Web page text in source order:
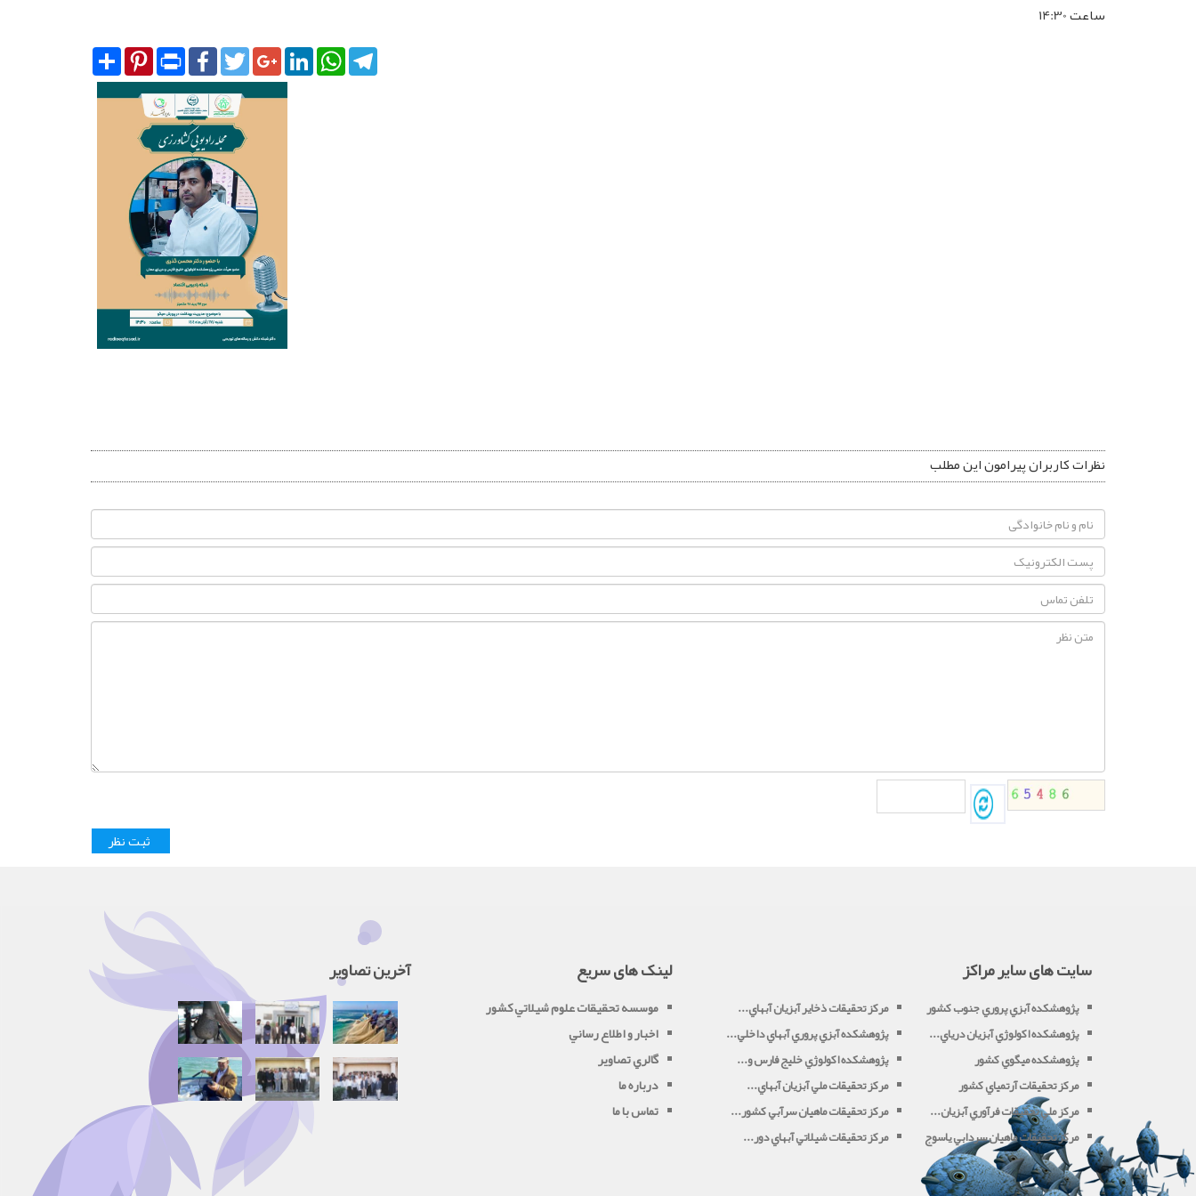
ساعت 14:30
Share Pinterest
Print FacebookTwitterGoogle+LinkedInWhatsApp
نظرات کاربران پیرامون این مطلب
سایت های سایر مراکز
پژوهشکده آبزي پروري جنوب کشور
مرکز تحقيقات ذخاير آبزيان آبهاي...
پژوهشکده اکولوژي آبزيان درياي...
پژوهشکده آبزي پروري آبهاي داخلي...
پژوهشکده ميگوي کشور
پژوهشکده اکولوژي خليج فارس و...
مرکز تحقيقات آرتمياي کشور
مرکز تحقيقات ملي آبزيان آبهاي...
مرکز ملي تحقيقات فرآوري آبزيان...
مرکز تحقيقات ماهيان سرآبي کشور...
مرکز تحقيقات ماهيان سردابي ياسوج
مرکز تحقيقات شيلاتي آبهاي دور...
لینک های سریع
موسسه تحقيقات علوم شيلاتي کشور
اخبار و اطلاع رساني
گالري تصاوير
درباره ما
تماس با ما
آخرین تصاویر